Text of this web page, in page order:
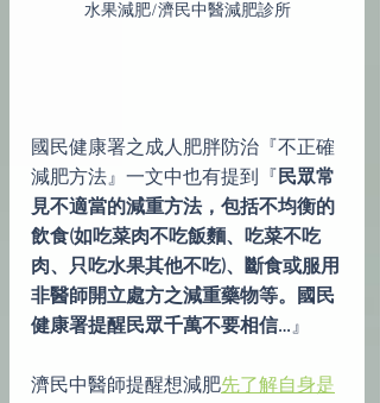
水果減肥/濟民中醫減肥診所
國民健康署之成人肥胖防治『不正確
減肥方法』一文中也有提到『 民眾常
見不適當的減重方法，包括不均衡的
飲食(如吃菜肉不吃飯麵、吃菜不吃
肉、只吃水果其他不吃)、斷食或服用
非醫師開立處方之減重藥物等。國民
健康署提醒民眾千萬不要相信…』
濟民中醫師提醒想減肥先了解自身是